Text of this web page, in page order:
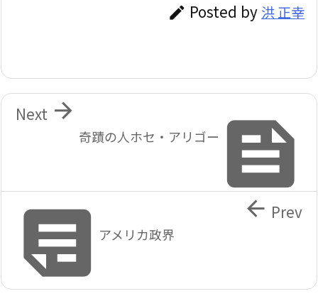
 Posted by 洪 正幸

奇蹟の人ホセ・アリゴー

Next
アメリカ政界
 Prev